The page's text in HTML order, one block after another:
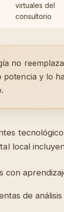
virtuales del
consultorio
no
potencia y lo
local
con
de